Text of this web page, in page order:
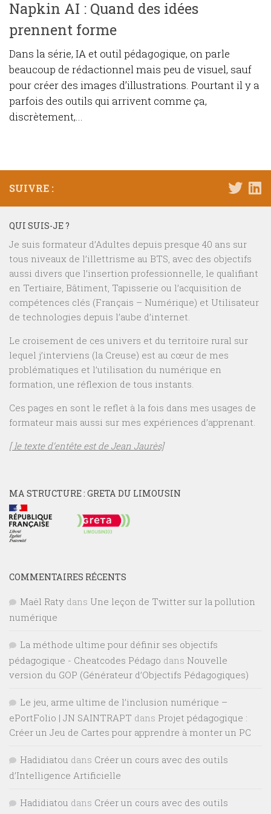
Napkin AI : Quand des idées
prennent forme
Dans la série, IA et outil pédagogique, on parle
beaucoup de rédactionnel mais peu de visuel, sauf
pour créer des images d’illustrations. Pourtant il y a
parfois des outils qui arrivent comme ça,
discrètement,...
SUIVRE :
QUI SUIS-JE ?
Je suis formateur d’Adultes depuis presque 40 ans sur
tous niveaux de l’illettrisme au BTS, avec des objectifs
aussi divers que l’insertion professionnelle, le qualifiant
en Tertiaire, Bâtiment, Tapisserie ou l’acquisition de
compétences clés (Français – Numérique) et Utilisateur
de technologies depuis l’aube d’internet.
Le croisement de ces univers et du territoire rural sur
lequel j’interviens (la Creuse) est au cœur de mes
problématiques et l’utilisation du numérique en
formation, une réflexion de tous instants.
Ces pages en sont le reflet à la fois dans mes usages de
formateur mais aussi sur mes expériences d’apprenant.
[ le texte d’entête est de Jean Jaurès]
MA STRUCTURE : GRETA DU LIMOUSIN
COMMENTAIRES RÉCENTS
Maël Raty dans Une leçon de Twitter sur la pollution
numérique
La méthode ultime pour définir ses objectifs
pédagogique - Cheatcodes Pédago dans Nouvelle
version du GOP (Générateur d’Objectifs Pédagogiques)
Le jeu, arme ultime de l’inclusion numérique –
ePortFolio | JN SAINTRAPT dans Projet pédagogique :
Créer un Jeu de Cartes pour apprendre à monter un PC
Hadidiatou dans Créer un cours avec des outils
d’Intelligence Artificielle
Hadidiatou dans Créer un cours avec des outils